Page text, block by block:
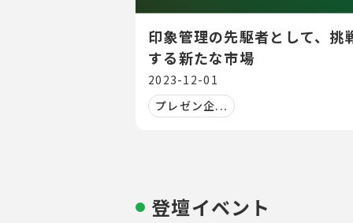
印象管理の先駆者として、挑
する新たな市場
2023-12-01
プレゼン企...
登壇イベント